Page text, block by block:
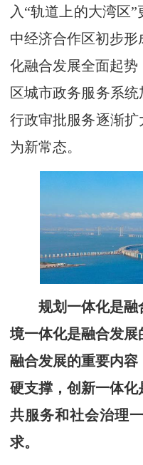
入“轨道上的大湾区
中经济合作区初步
化融合发展全面起
区城市政务服务系
行政审批服务逐渐扩
为新常态。
规划一体化是融
境一体化是融合发
融合发展的重要内
硬支撑，创新一体
共服务和社会治理
求。